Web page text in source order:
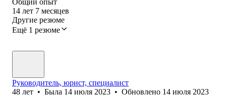
14 лет 7 месяцев
Другие резюме
Ещё 1 резюме
Руководитель, юрист, специалист
48 лет • Была 14 июля 2023 • Обновлено 14 июля 2023